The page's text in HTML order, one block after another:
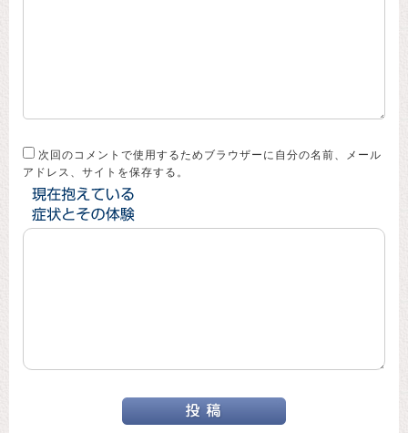
次回のコメントで使用するためブラウザーに自分の名前、メール
アドレス、サイトを保存する。